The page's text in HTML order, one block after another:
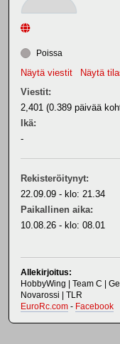
Poissa
Näytä viestit
Näytä
Viestit:
2,401 (0.389 päivää
Ikä:
-
Rekisteröitynyt:
22.09.09 - klo: 21.34
Paikallinen aika:
10.08.26 - klo: 08.01
Allekirjoitus:
HobbyWing | Team C |
Novarossi | TLR
EuroRc.com - Facebook